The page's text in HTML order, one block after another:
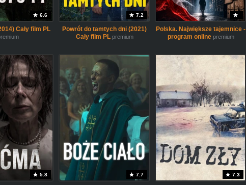
6.6
Cały film PL
7.2
Powrót do tamtych dni (2021)
Cały film PL premium
Polska. Największe tajemnice -
program online premium
5.8 7.7 7.3